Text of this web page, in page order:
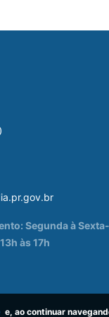
Segunda à
às 17h
e, ao continuar